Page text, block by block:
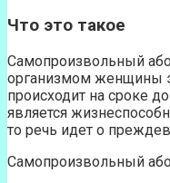
Что это такое
Самопроизвольный
организмом женщины
происходит на сроке
является
то речь идет о
Самопроизвольный